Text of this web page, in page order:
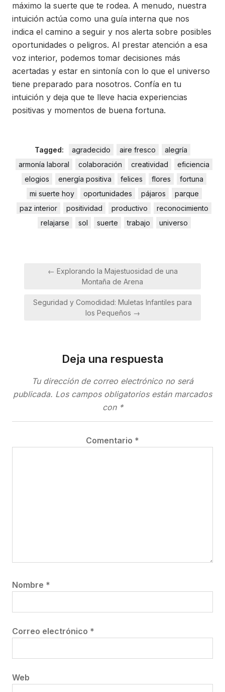
máximo la suerte que te rodea. A menudo, nuestra
intuición actúa como una guía interna que nos
indica el camino a seguir y nos alerta sobre posibles
oportunidades o peligros. Al prestar atención a esa
voz interior, podemos tomar decisiones más
acertadas y estar en sintonía con lo que el universo
tiene preparado para nosotros. Confía en tu
intuición y deja que te lleve hacia experiencias
positivas y momentos de buena fortuna.
Tagged: agradecido aire fresco
alegría
armonía laboral
colaboración creatividad
eficiencia
elogios
energía positiva felices flores
fortuna
mi suerte hoy
oportunidades pájaros
parque
paz interior
positividad productivo
reconocimiento
relajarse
sol suerte trabajo universo
Navegación
← Explorando la Majestuosidad de una
Montaña de Arena
Seguridad y Comodidad: Muletas Infantiles para
los Pequeños →
Deja una respuesta
Tu dirección de correo electrónico no será
publicada. Los campos obligatorios están marcados
con *
Comentario *
Nombre *
Correo electrónico *
Web